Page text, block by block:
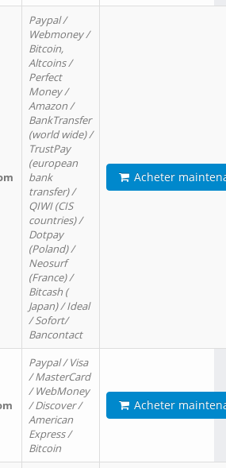
Paypal /
Webmoney /
Bitcoin,
Altcoins /
Perfect
Money /
Amazon /
BankTransfer
(world wide) /
TrustPay
(european
bank
transfer) /
QIWI (CIS
countries) /
Dotpay
(Poland) /
Neosurf
(France) /
Bitcash (
Japan) / Ideal
/ Sofort/
Bancontact
Acheter
Paypal / Visa
/ MasterCard
/ WebMoney
/ Discover /
American
Express /
Bitcoin
Acheter